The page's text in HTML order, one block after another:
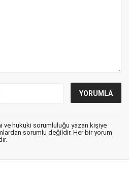
ve hukuki sorumluluğu yazan kişiye
sorumlu değildir. Her bir yorum